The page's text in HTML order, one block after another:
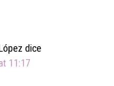
dice
11:17